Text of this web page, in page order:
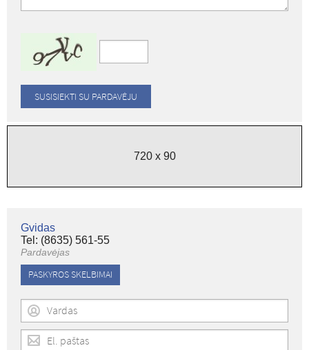
720 x 90
Gvidas
Tel: (8635) 561-55
Pardavėjas
PASKYROS SKELBIMAI